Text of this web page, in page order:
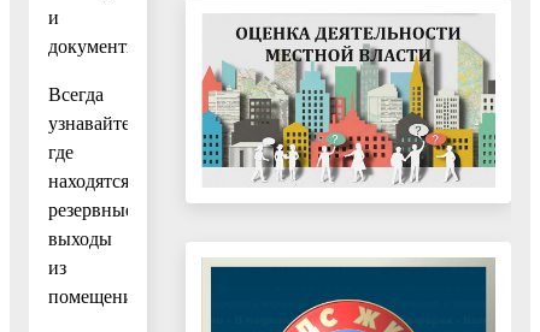
и
документы.
Всегда
узнавайте,
где
находятся
резервные
выходы
из
помещения.